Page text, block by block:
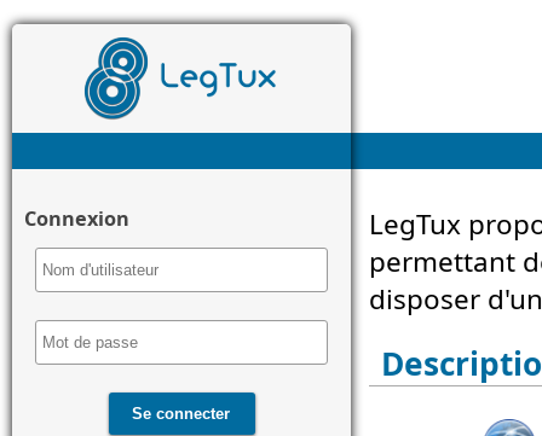
Connexion
LegTux
permettant
disposer